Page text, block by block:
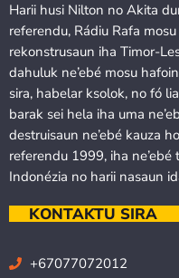
Harii husi Nilton no Akita
referendu, Rádiu Rafa
rekonstrusaun iha Timor-
dahuluk ne’ebé mosu
sira, habelar ksolok, no fó
barak sei hela iha uma
destruisaun ne’ebé kauza
referendu 1999, iha
Indonézia no harii nasaun
KONTAKTU SIRA
+67077072012